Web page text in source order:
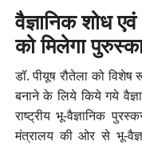
वैज्ञानिक शोध
को मिलेगा
डॉ. पीयूष रौतेला को
बनाने के लिये किये गये
राष्ट्रीय भू-वैज्ञानिक
मंत्रालय की ओर से भू-